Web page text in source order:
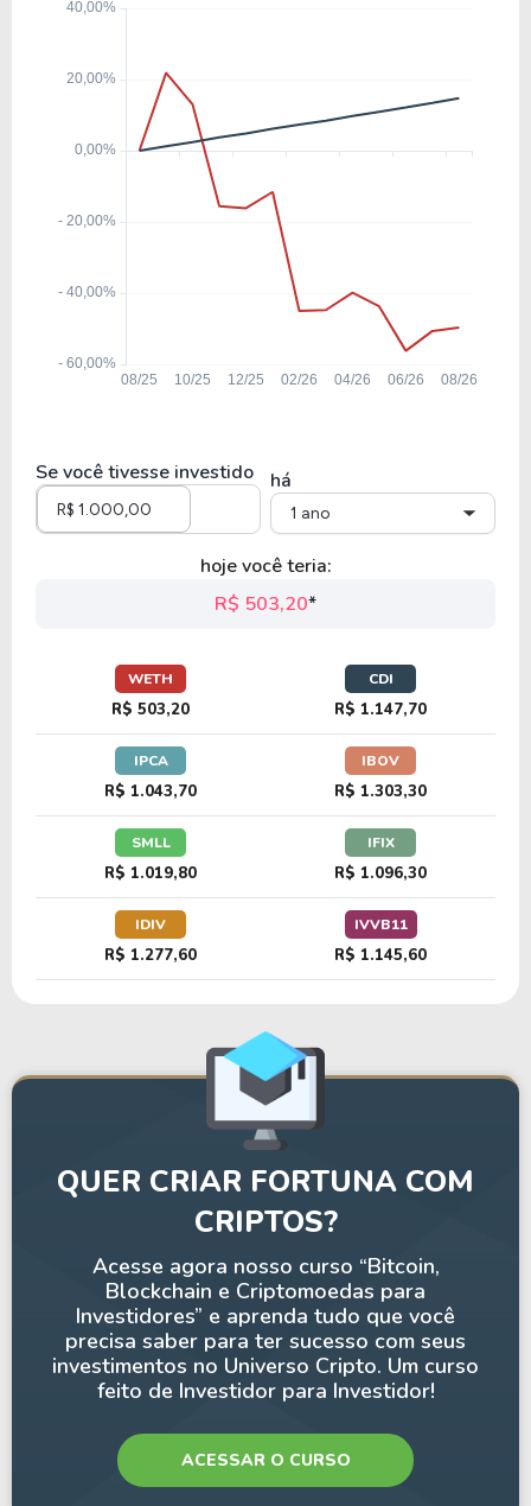
Se você tivesse investido há
1 ano
hoje você teria:
R$ 503,20*
WETH
R$ 503,20
CDI
R$ 1.147,70
IPCA
R$ 1.043,70
IBOV
R$ 1.303,30
SMLL
R$ 1.019,80
IFIX
R$ 1.096,30
IDIV
R$ 1.277,60
IVVB11
R$ 1.145,60
QUER CRIAR FORTUNA COM
CRIPTOS?
Acesse agora nosso curso “Bitcoin,
Blockchain e Criptomoedas para
Investidores” e aprenda tudo que você
precisa saber para ter sucesso com seus
investimentos no Universo Cripto. Um curso
feito de Investidor para Investidor!
ACESSAR O CURSO